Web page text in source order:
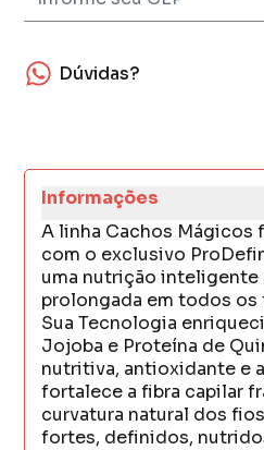
Dúvidas?
Informações
A linha Cachos Mágicos
com o exclusivo
uma nutrição inteligente
prolongada em todos os
Sua Tecnologia
Jojoba e Proteína de
nutritiva, antioxidante e
fortalece a fibra capilar
curvatura natural dos
fortes, definidos,